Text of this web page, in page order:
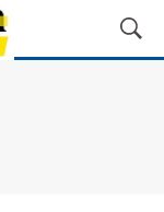
M
o